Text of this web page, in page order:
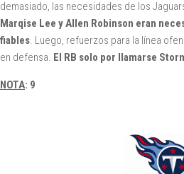
demasiado, las necesidades de los
Marqise Lee y Allen Robinson eran
fiables. Luego, refuerzos para la línea
en defensa. El RB solo por llamarse
NOTA: 9